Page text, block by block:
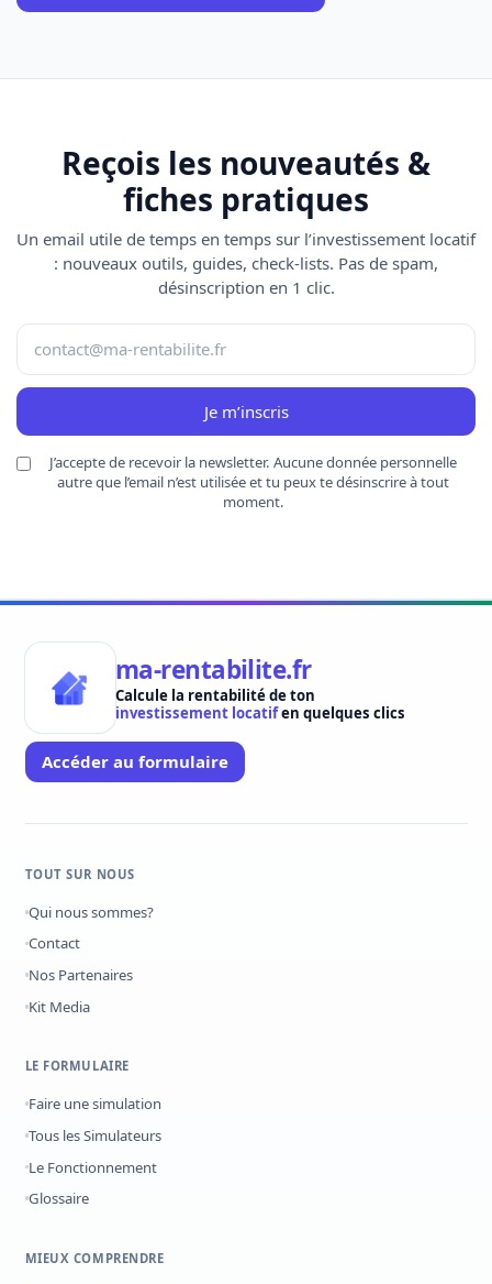
Reçois les nouveautés &
fiches pratiques
Un email utile de temps en temps sur l’investissement locatif
: nouveaux outils, guides, check-lists. Pas de spam,
désinscription en 1 clic.
Je m’inscris
J’accepte de recevoir la newsletter. Aucune donnée personnelle
autre que l’email n’est utilisée et tu peux te désinscrire à tout
moment.
ma-rentabilite.fr
Calcule la rentabilité de ton
investissement locatifen quelques clics
Accéder au formulaire
TOUT SUR NOUS
Qui nous sommes?
Contact
Nos Partenaires
Kit Media
LE FORMULAIRE
Faire une simulation
Tous les Simulateurs
Le Fonctionnement
Glossaire
MIEUX COMPRENDRE